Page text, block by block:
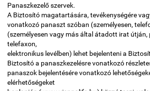
Panaszkezelő szervek.
A Biztosító magatartására, tevékenységére
vonatkozó panaszt szóban (személyesen,
(személyesen vagy más által átadott irat útján,
telefaxon,
elektronikus levélben) lehet bejelenteni a
Biztosító a panaszkezelésre vonatkozó
panaszok bejelentésére vonatkozó
elérhetőségeket